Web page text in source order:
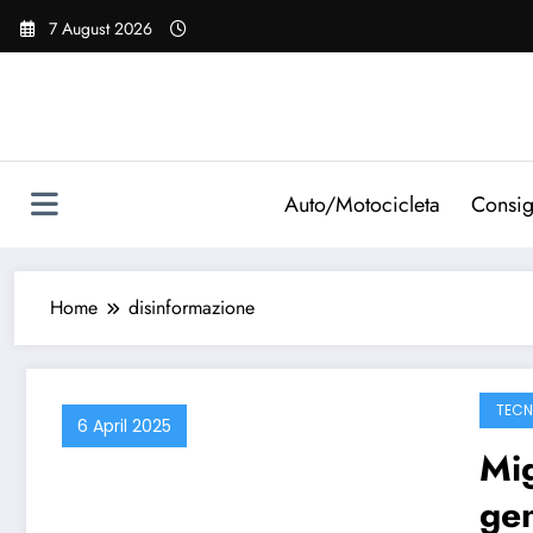
Vai
7 August 2026
Auto/Motocicleta
Home disinformazione
6 April 2025